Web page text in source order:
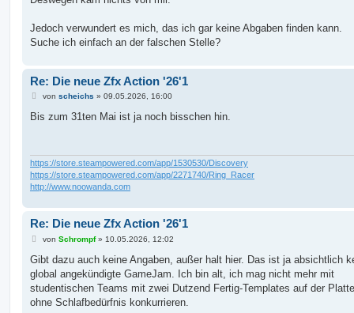
r
Jedoch verwundert es mich, das ich gar keine Abgaben finden kann.
Suche ich einfach an der falschen Stelle?
Re: Die neue Zfx Action '26'1
B
i
von scheichs » 09.05.2026, 16:00
Bis zum 31ten Mai ist ja noch bisschen hin.
https://store.steampowered.com/app/1530530/Discovery
https://store.steampowered.com/app/2271740/Ring_Racer
http://www.noowanda.com
Re: Die neue Zfx Action '26'1
B
i
r
a
von Schrompf» 10.05.2026, 12:02
Gibt dazu auch keine Angaben, außer halt hier. Das ist ja absichtlich
global angekündigte GameJam. Ich bin alt, ich mag nicht mehr mit
studentischen Teams mit zwei Dutzend Fertig-Templates auf der
ohne Schlafbedürfnis konkurrieren.